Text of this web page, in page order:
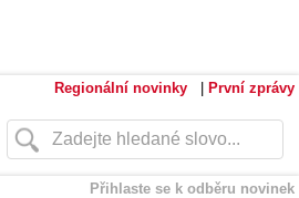
Regionální novinky První zprávy
Přihlaste se k odběru novinek